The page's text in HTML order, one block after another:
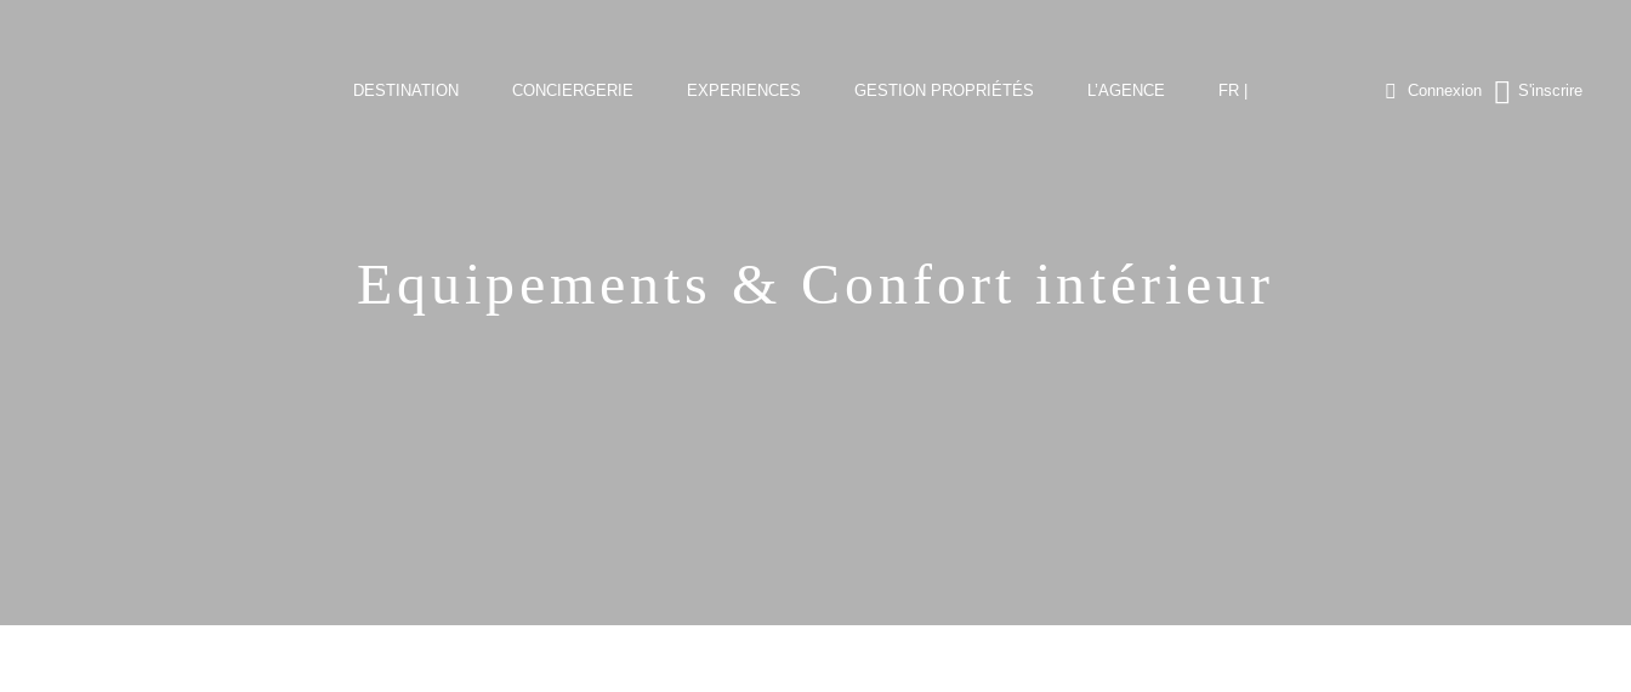
DESTINATION CONCIERGERIE EXPERIENCES GESTION PROPRIÉTÉS L’AGENCE FR | Connexion S'inscrire
Equipements & Confort intérieur